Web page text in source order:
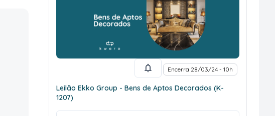
Encerra 28/03/24 - 10h
Leilão Ekko Group - Bens de Aptos Decorados (K-
1207)